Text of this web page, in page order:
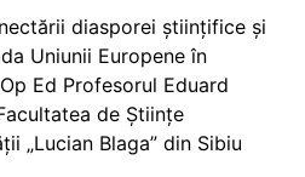
diasporei științifice și
Uniunii Europene în
Ed Profesorul Eduard
de Științe
„Lucian Blaga” din Sibiu